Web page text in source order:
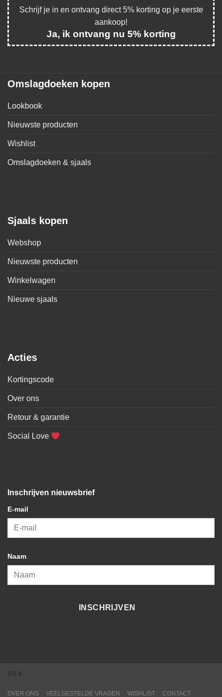
Schrijf je in en ontvang direct 5% korting op je eerste
aankoop!
Ja, ik ontvang nu 5% korting
Omslagdoeken kopen
Lookbook
Nieuwste producten
Wishlist
Omslagdoeken & sjaals
Sjaals kopen
Webshop
Nieuwste producten
Winkelwagen
Nieuwe sjaals
Acties
Kortingscode
Over ons
Retour & garantie
Social Love
Inschrijven nieuwsbrief
E-mail
Naam
INSCHRIJVEN
V3.4
OVER ONS VEELGESTELDE VRAGEN WISHLIST CONTACT